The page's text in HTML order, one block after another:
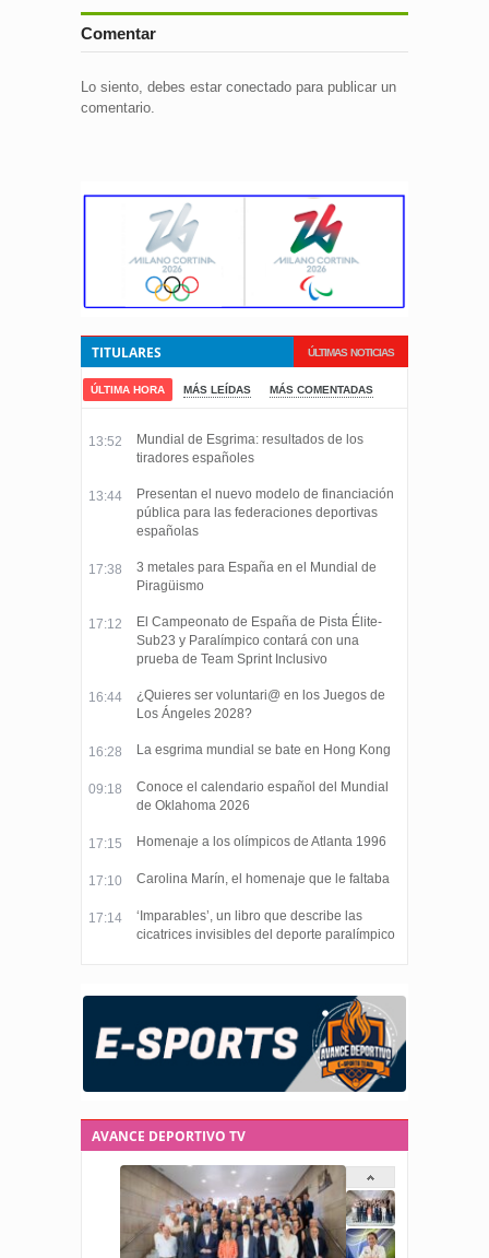
Comentar
Lo siento, debes estar conectado para publicar un
comentario.
ÚLTIMAS NOTICIAS
TITULARES
ÚLTIMA HORA MÁS LEÍDAS MÁS COMENTADAS
13:52
Mundial de Esgrima: resultados de los
tiradores españoles
13:44
Presentan el nuevo modelo de financiación
pública para las federaciones deportivas
españolas
17:38
3 metales para España en el Mundial de
Piragüismo
17:12
El Campeonato de España de Pista Élite-
Sub23 y Paralímpico contará con una
prueba de Team Sprint Inclusivo
16:44
¿Quieres ser voluntari@ en los Juegos de
Los Ángeles 2028?
16:28 La esgrima mundial se bate en Hong Kong
09:18
Conoce el calendario español del Mundial
de Oklahoma 2026
17:15 Homenaje a los olímpicos de Atlanta 1996
17:10 Carolina Marín, el homenaje que le faltaba
17:14
‘Imparables’, un libro que describe las
cicatrices invisibles del deporte paralímpico
AVANCE DEPORTIVO TV